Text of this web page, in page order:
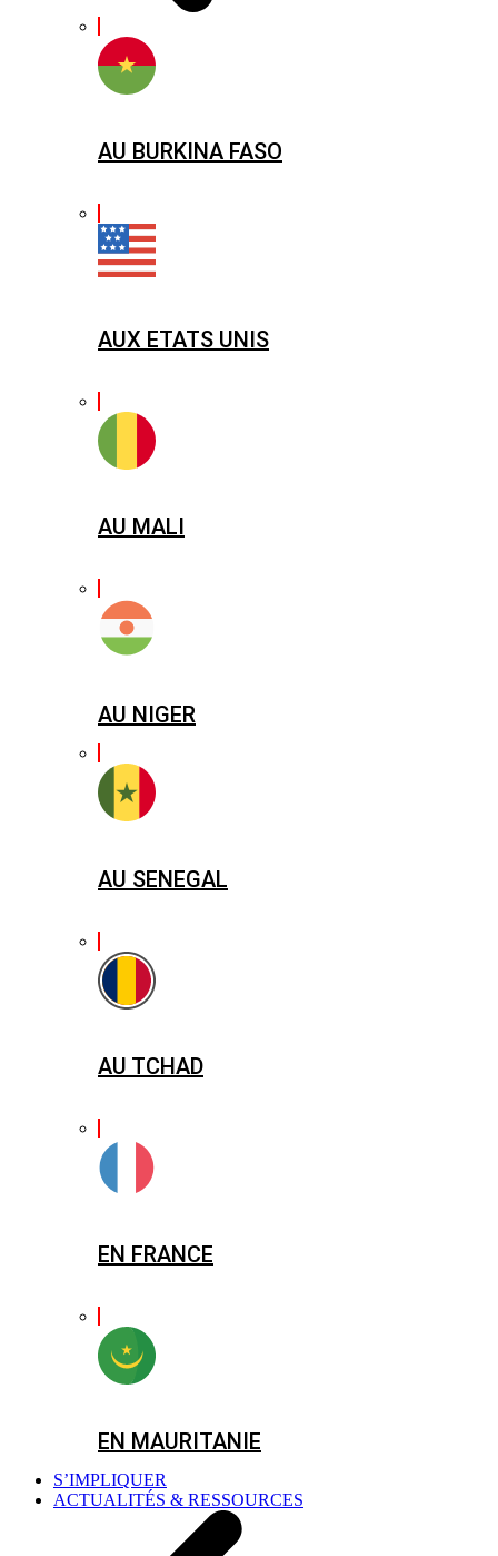
AU BURKINA FASO
AUX ETATS UNIS
AU MALI
AU NIGER
AU SENEGAL
AU TCHAD
EN FRANCE
EN MAURITANIE
S’IMPLIQUER
ACTUALITÉS & RESSOURCES